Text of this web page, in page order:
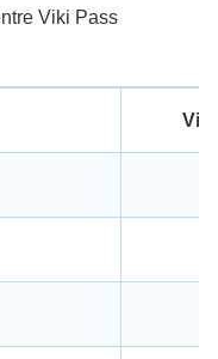
Viki Pass